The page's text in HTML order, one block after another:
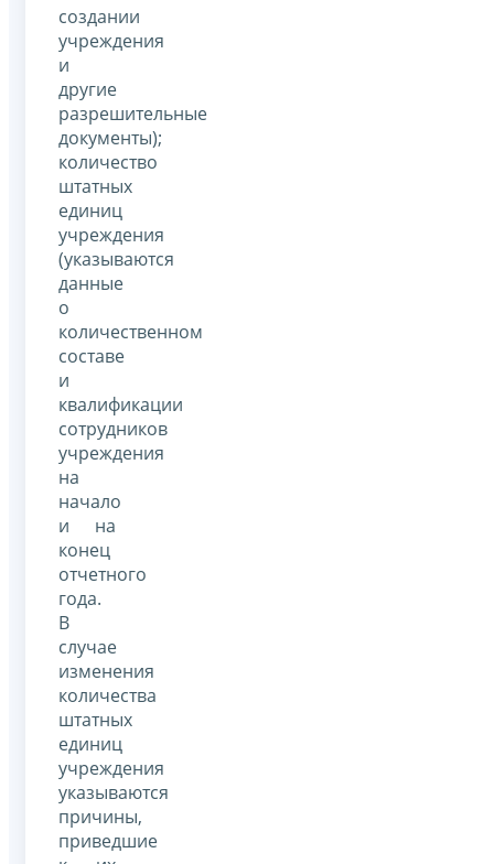
создании
учреждения
и
другие
разрешительные
документы);
количество
штатных
единиц
учреждения
(указываются
данные
о
количественном
составе
и
квалификации
сотрудников
учреждения
на
начало
и на
конец
отчетного
года.
В
случае
изменения
количества
штатных
единиц
учреждения
указываются
причины,
приведшие